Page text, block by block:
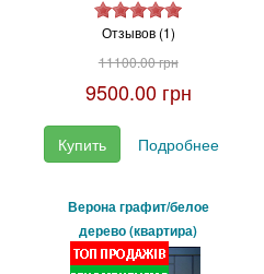
Отзывов (1)
11100.00 грн
9500.00 грн
Купить Подробнее
Верона графит/белое
дерево (квартира)